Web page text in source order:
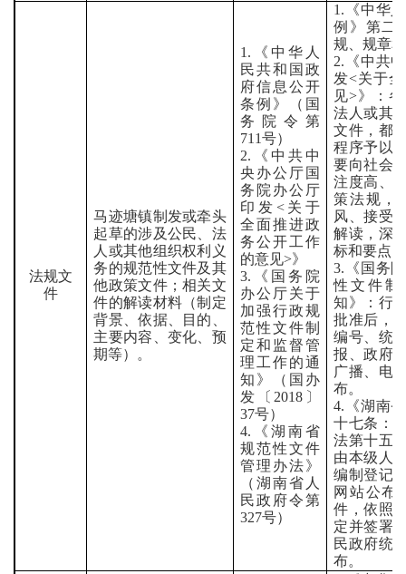
法规文
件
马迹塘镇制发或牵头
起草的涉及公民、法
人或其他组织权利义
务的规范性文件及其
他政策文件；相关文
件的解读材料（制定
背景、依据、目的、
主要内容、变化、预
期等）。
1. 《中华人
民共和国政
府信息公开
条例》（国
务院令第
711号）
2. 《中共中
央办公厅国
务院办公厅
印发 <关于
全面推进政
务公开工作
的意见>》
3. 《国务院
办公厅关于
加强行政规
范性文件制
定和监督管
理工作的通
知》（国办
发〔 2018 〕
37号）
4. 《湖南省
规范性文件
管理办法》
（湖南省人
民政府令第
327号）
1. 《中华
例》第二
规、规章
2. 《中共
发<关于
见>》：
法人或其
文件，都
程序予以
要向社会
注度高、
策法规，
风、接受
解读，深
标和要点。
3. 《国务
性文件制
知》：行
批准后，
编号、统
报、政府
广播、电
布。
4. 《湖南
十七条：
法第十五
由本级人
编制登记
网站公布
件，依照
定并签署
民政府统
布。